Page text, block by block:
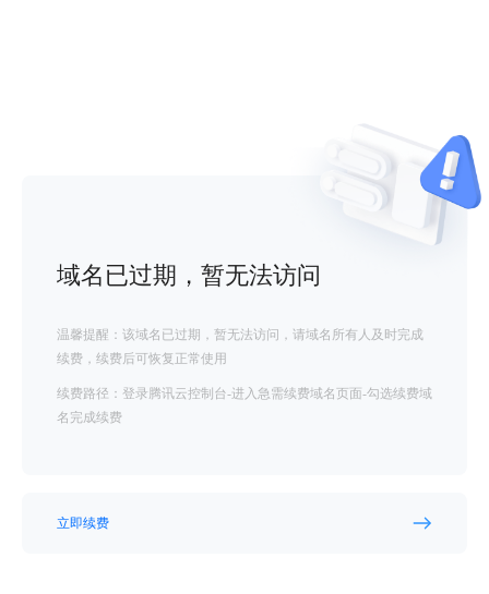
域名已过期，暂无法访问
温馨提醒：该域名已过期，暂无法访问，请域名所有人及时完成
续费，续费后可恢复正常使用
续费路径：登录腾讯云控制台-进入急需续费域名页面-勾选续费域
名完成续费
立即续费